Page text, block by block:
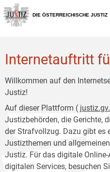
Zur
Hauptnavigation
[1]
Zum
Inhalt
[2]
DIE ÖSTERREICHISCHE JUSTIZ
Internetauftritt
Willkommen auf den
Justiz!
Auf dieser Plattform (
Justizbehörden, die Gerichte,
der Strafvollzug. Dazu gibt es
Justizthemen und
Justiz. Für das digitale
digitalen Services, besuchen